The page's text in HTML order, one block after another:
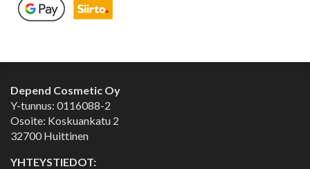
Depend Cosmetic Oy
Y-tunnus: 0116088-2
Osoite: Koskuankatu 2
32700 Huittinen
YHTEYSTIEDOT: